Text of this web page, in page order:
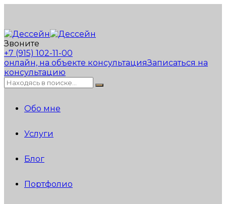
Звоните
+7 (915) 102-11-00
онлайн, на объекте консультацияЗаписаться на
консультацию
Обо мне
Услуги
Блог
Портфолио